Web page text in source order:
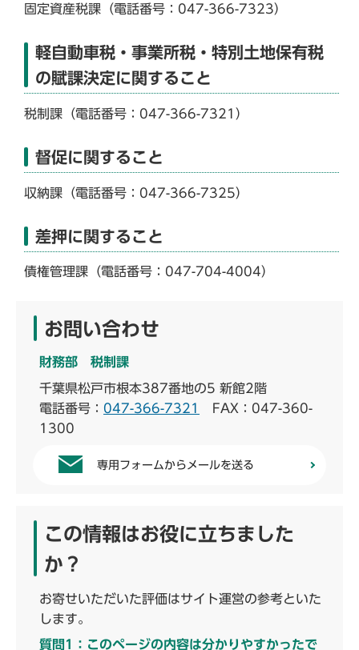
固定資産税課（電話番号：047-366-7323）
軽自動車税・事業所税・特別土地保有税
の賦課決定に関すること
税制課（電話番号：047-366-7321）
督促に関すること
収納課（電話番号：047-366-7325）
差押に関すること
債権管理課（電話番号：047-704-4004）
お問い合わせ
財務部 税制課
千葉県松戸市根本387番地の5 新館2階
電話番号： 047-366-7321
FAX：047-360-
1300
専用フォームからメールを送る
この情報はお役に立ちました
か？
お寄せいただいた評価はサイト運営の参考といた
します。
質問1：このページの内容は分かりやすかったで